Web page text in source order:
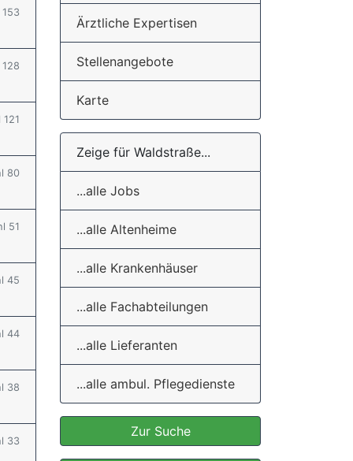
153
80
51
45
44
38
33
Ärztliche Expertisen
Stellenangebote
Karte
Zeige für Waldstraße...
...alle Jobs
...alle Altenheime
...alle Krankenhäuser
...alle Fachabteilungen
...alle Lieferanten
...alle ambul. Pflegedienste
Zur Suche